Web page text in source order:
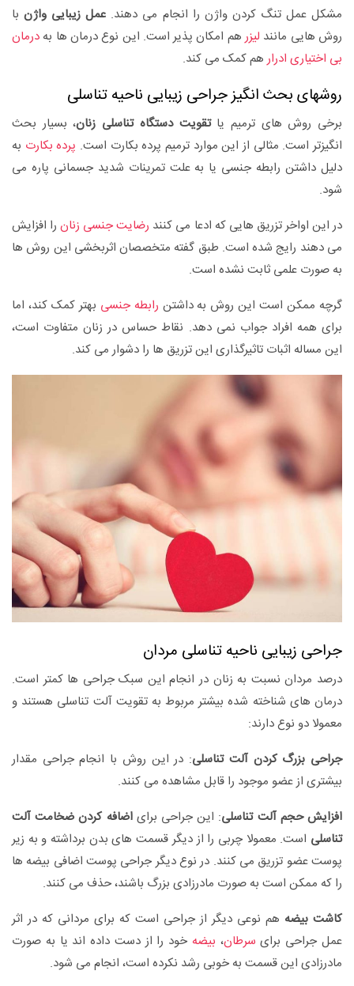
مشکل عمل تنگ کردن واژن را انجام می دهند. عمل زیبایی واژنبا
روش هایی مانند لیزرهم امکان پذیر است. این نوع درمان ها به درمان
بی اختیاری ادرار هم کمک می کند.
روشهای بحث انگیز جراحی زیبایی ناحیه تناسلی
برخی روش های ترمیم یاتقویت دستگاه تناسلی زنان، بسیار بحث
انگیزتر است. مثالی از این موارد ترمیم پرده بکارت است. پرده بکارت به
دلیل داشتن رابطه جنسی یا به علت تمرینات شدید جسمانی پاره می
شود.
در این اواخر تزریق هایی که ادعا می کنند رضایت جنسی زنانرا افزایش
می دهند رایج شده است. طبق گفته متخصصان اثربخشی این روش ها
به صورت علمی ثابت نشده است.
گرچه ممکن است این روش به داشتن رابطه جنسی بهتر کمک کند، اما
برای همه افراد جواب نمی دهد. نقاط حساس در زنان متفاوت است،
این مساله اثبات تاثیرگذاری این تزریق ها را دشوار می کند.
جراحی زیبایی ناحیه تناسلی مردان
درصد مردان نسبت به زنان در انجام این سبک جراحی ها کمتر است.
درمان های شناخته شده بیشتر مربوط به تقویت آلت تناسلی هستند و
معمولا دو نوع دارند:
جراحی بزرگ کردن آلت تناسلی: در این روش با انجام جراحی مقدار
بیشتری از عضو موجود را قابل مشاهده می کنند.
افزایش حجم آلت تناسلی: این جراحی برایاضافه کردن ضخامت آلت
تناسلی است. معمولا چربی را از دیگر قسمت های بدن برداشته و به زیر
پوست عضو تزریق می کنند. در نوع دیگر جراحی پوست اضافی بیضه ها
را که ممکن است به صورت مادرزادی بزرگ باشند، حذف می کنند.
کاشت بیضه هم نوعی دیگر از جراحی است که برای مردانی که در اثر
عمل جراحی برای سرطان، بیضه خود را از دست داده اند یا به صورت
مادرزادی این قسمت به خوبی رشد نکرده است، انجام می شود.